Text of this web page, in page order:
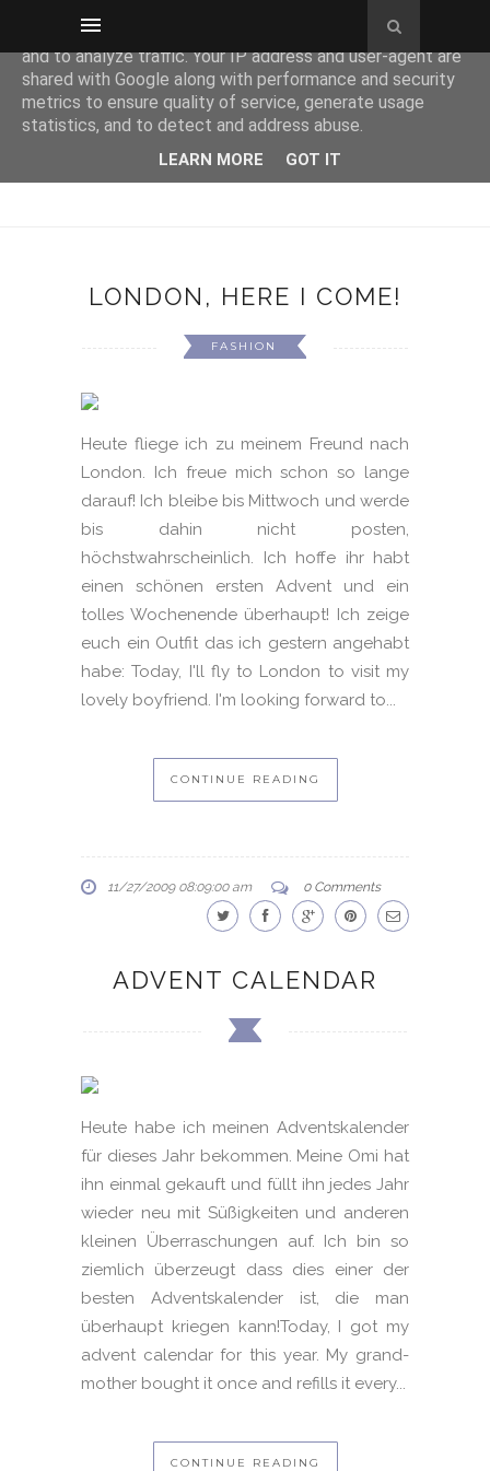
LONDON, HERE I COME!
FASHION
Heute fliege ich zu meinem Freund nach
London. Ich freue mich schon so lange
darauf! Ich bleibe bis Mittwoch und werde
bis dahin nicht posten,
höchstwahrscheinlich. Ich hoffe ihr habt
einen schönen ersten Advent und ein
tolles Wochenende überhaupt! Ich zeige
euch ein Outfit das ich gestern angehabt
habe: Today, I'll fly to London to visit my
lovely boyfriend. I'm looking forward to...
CONTINUE READING
11/27/2009 08:09:00 am 0 Comments
ADVENT CALENDAR
Heute habe ich meinen Adventskalender
für dieses Jahr bekommen. Meine Omi hat
ihn einmal gekauft und füllt ihn jedes Jahr
wieder neu mit Süßigkeiten und anderen
kleinen Überraschungen auf. Ich bin so
ziemlich überzeugt dass dies einer der
besten Adventskalender ist, die man
überhaupt kriegen kann!Today, I got my
advent calendar for this year. My grand-
mother bought it once and refills it every...
CONTINUE READING
This site uses cookies from Google to deliver its services
and to analyze traffic. Your IP address and user-agent are
shared with Google along with performance and security
metrics to ensure quality of service, generate usage
statistics, and to detect and address abuse.
LEARN MORE GOT IT